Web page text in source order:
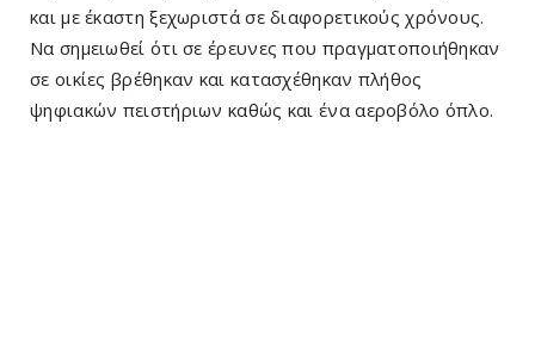
και με έκαστη ξεχωριστά σε διαφορετικούς χρόνους.
Να σημειωθεί ότι σε έρευνες που πραγματοποιήθηκαν
σε οικίες βρέθηκαν και κατασχέθηκαν πλήθος
ψηφιακών πειστήριων καθώς και ένα αεροβόλο όπλο.